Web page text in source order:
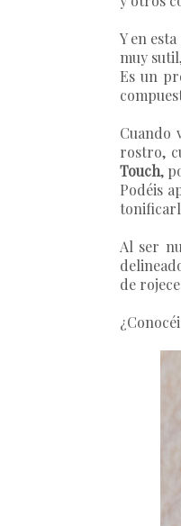
Y en
muy
Es un
Cuando
rostro,
Touch,
Podéis
Al ser
de